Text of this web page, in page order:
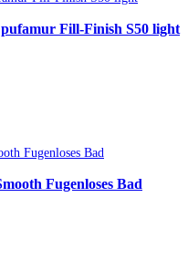
Fill-Finish S50 light
Fugenloses Bad